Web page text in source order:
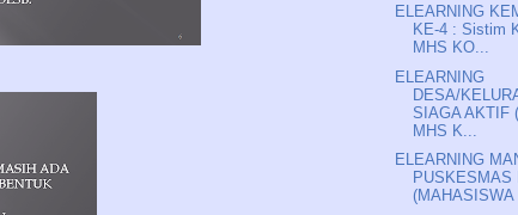
ELEARNING
KE-4 : Sistim
MHS KO...
ELEARNING
DESA/
SIAGA AKTIF
MHS K...
ELEARNING
PUSKESMAS
(MAHASISWA